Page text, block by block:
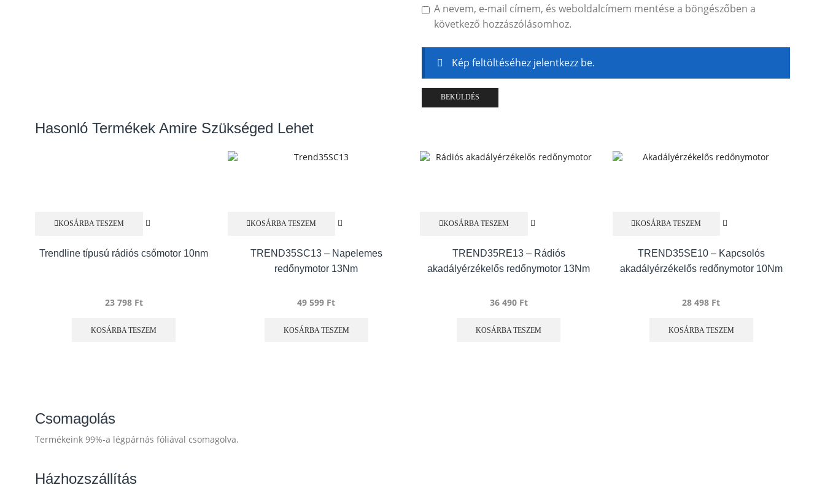
A nevem, e-mail címem, és weboldalcímem mentése a böngészőben a
következő hozzászólásomhoz.
Kép feltöltéséhez jelentkezz be.
Hasonló Termékek Amire Szükséged Lehet
KOSÁRBA TESZEM
Trendline típusú rádiós csőmotor 10nm
23 798 Ft
KOSÁRBA TESZEM
KOSÁRBA TESZEM
TREND35SC13 – Napelemes
redőnymotor 13Nm
49 599 Ft
KOSÁRBA TESZEM
KOSÁRBA TESZEM
TREND35RE13 – Rádiós
akadályérzékelős redőnymotor 13Nm
36 490 Ft
KOSÁRBA TESZEM
KOSÁRBA TESZEM
TREND35SE10 – Kapcsolós
akadályérzékelős redőnymotor 10Nm
28 498 Ft
KOSÁRBA TESZEM
Csomagolás
Termékeink 99%-a légpárnás fóliával csomagolva.
Házhozszállítás